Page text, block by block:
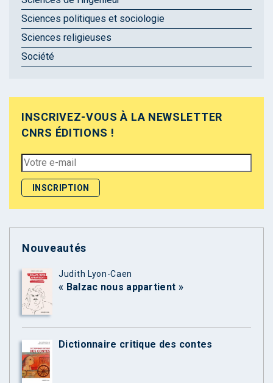
Sciences politiques et sociologie
Sciences religieuses
Société
INSCRIVEZ-VOUS À LA NEWSLETTER
CNRS ÉDITIONS !
Nouveautés
Judith Lyon-Caen
« Balzac nous appartient »
Dictionnaire critique des contes